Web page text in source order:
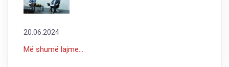
20.06.2024
Më shumë lajme...